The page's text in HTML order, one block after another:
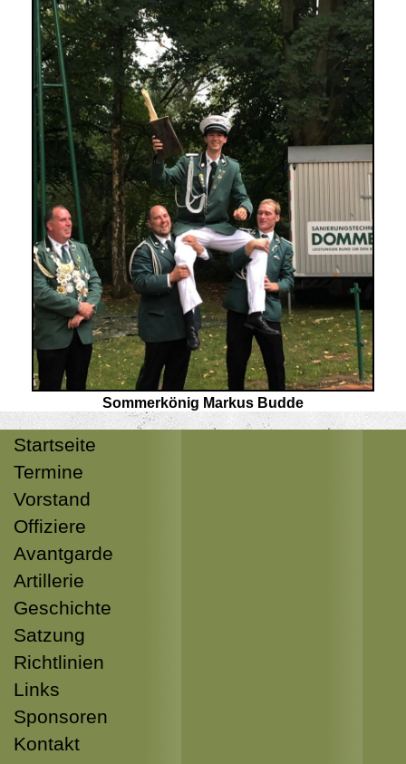
Sommerkönig Markus Budde
Startseite
Termine
Vorstand
Offiziere
Avantgarde
Artillerie
Geschichte
Satzung
Richtlinien
Links
Sponsoren
Kontakt